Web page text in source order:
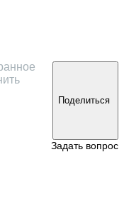
Поделиться
Задать вопрос